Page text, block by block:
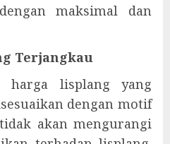
maksimal dan
Terjangkau
harga lisplang yang
dengan motif
akan mengurangi